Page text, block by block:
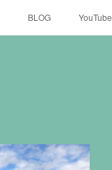
BLOG YouTube